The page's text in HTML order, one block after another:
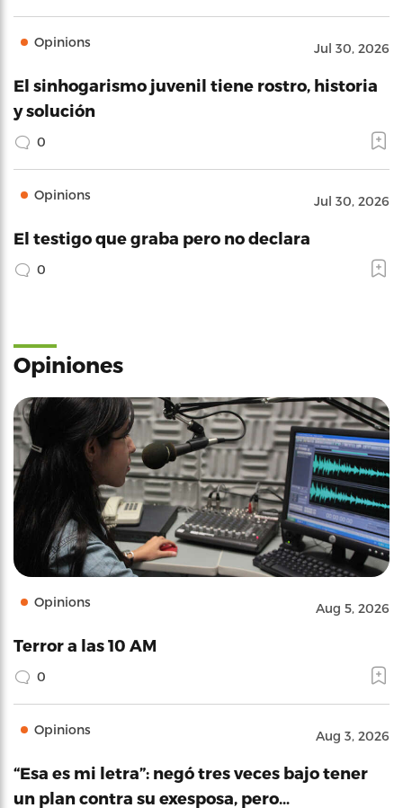
Opinions Jul 30, 2026
El sinhogarismo juvenil tiene rostro, historia
y solución
0
Opinions Jul 30, 2026
El testigo que graba pero no declara
0
Opiniones
Opinions Aug 5, 2026
Terror a las 10 AM
0
Opinions Aug 3, 2026
“Esa es mi letra”: negó tres veces bajo tener
un plan contra su exesposa, pero…